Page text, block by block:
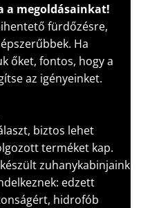
a megoldásainkat!
fürdőzésre,
Ha
őket, fontos, hogy a
az igényeinket.
biztos lehet
terméket kap.
zuhanykabinjaink
edzett
hidrofób